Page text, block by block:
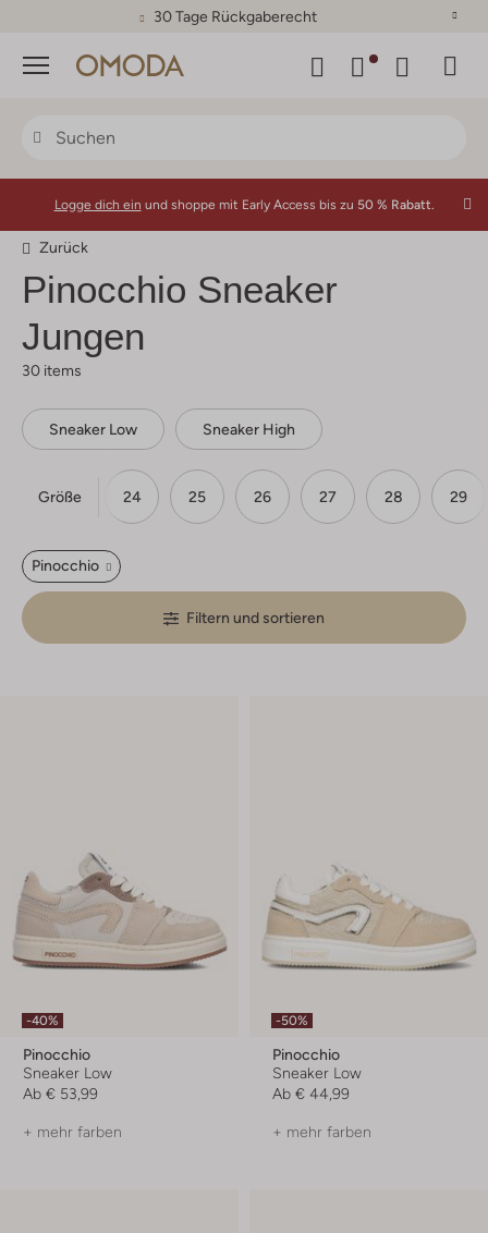
30 Tage Rückgaberecht
Menü
Logge dich ein und shoppe mit Early Access bis zu 50 % Rabatt.
Zurück
Pinocchio Sneaker
Jungen
30 items
Sneaker Low Sneaker High
Größe
23 24 25 26 27 28 29
Pinocchio
Filtern und sortieren
-40%
Pinocchio
Sneaker Low
Ab € 53,99
+ mehr farben
-50%
Pinocchio
Sneaker Low
Ab € 44,99
+ mehr farben